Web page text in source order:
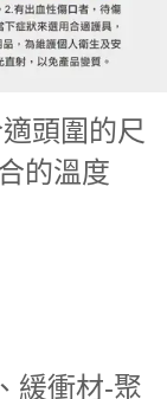
頭圍的尺
的溫度
緩衝材-聚